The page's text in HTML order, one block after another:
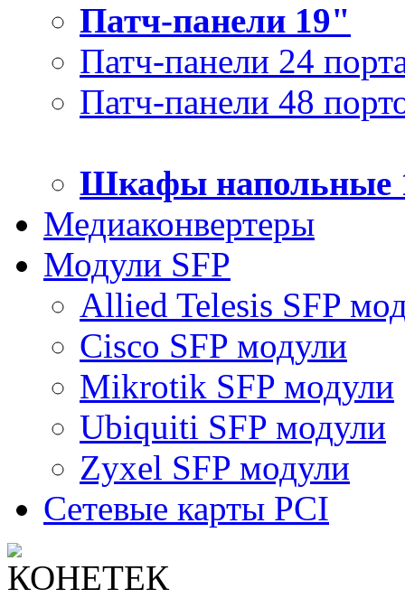
Патч-панели 19"
Патч-панели 24
Патч-панели 48
Шкафы напольные
Медиаконвертеры
Модули SFP
Allied Telesis SFP
Cisco SFP модули
Mikrotik SFP модули
Ubiquiti SFP модули
Zyxel SFP модули
Сетевые карты PCI